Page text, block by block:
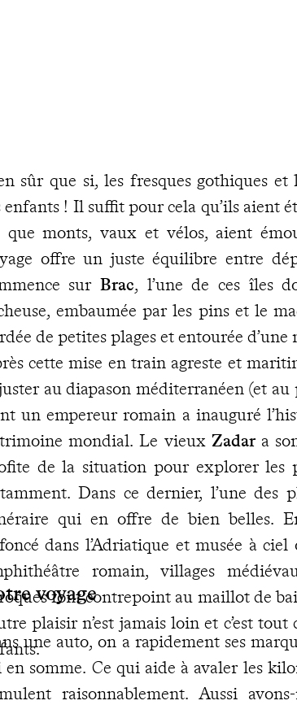
sûr que si, les fresques gothiques et
enfants ! Il suffit pour cela qu’ils aient
que monts, vaux et vélos, aient
offre un juste équilibre entre
sur Brac, l’une de ces îles
embaumée par les pins et le
de petites plages et entourée
cette mise en train agreste et
au diapason méditerranéen (et
un empereur romain a inauguré
mondial. Le vieux Zadara
de la situation pour explorer les
Dans ce dernier, l’une des
qui en offre de bien belles.
dans l’Adriatique et musée à
romain, villages
font contrepoint au maillot de
plaisir n’est jamais loin et c’est
voyage
une auto, on a rapidement ses
en somme. Ce qui aide à avaler les
raisonnablement. Aussi